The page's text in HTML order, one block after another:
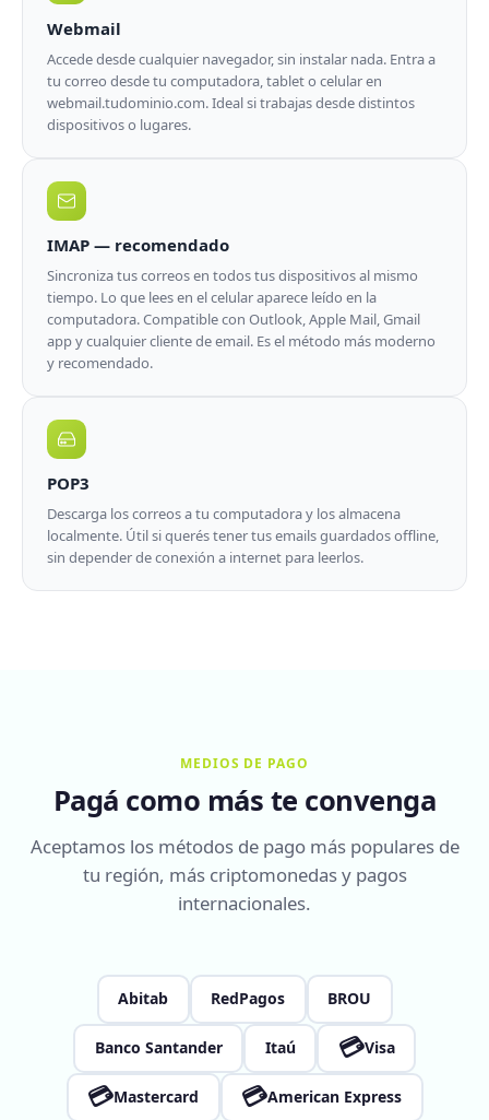
Webmail
Accede desde cualquier navegador, sin instalar nada. Entra a
tu correo desde tu computadora, tablet o celular en
webmail.tudominio.com. Ideal si trabajas desde distintos
dispositivos o lugares.
IMAP — recomendado
Sincroniza tus correos en todos tus dispositivos al mismo
tiempo. Lo que lees en el celular aparece leído en la
computadora. Compatible con Outlook, Apple Mail, Gmail
app y cualquier cliente de email. Es el método más moderno
y recomendado.
POP3
Descarga los correos a tu computadora y los almacena
localmente. Útil si querés tener tus emails guardados offline,
sin depender de conexión a internet para leerlos.
MEDIOS DE PAGO
Pagá como más te convenga
Aceptamos los métodos de pago más populares de
tu región, más criptomonedas y pagos
internacionales.
Abitab RedPagos BROU
Banco Santander Itaú 💳Visa
💳Mastercard 💳American Express